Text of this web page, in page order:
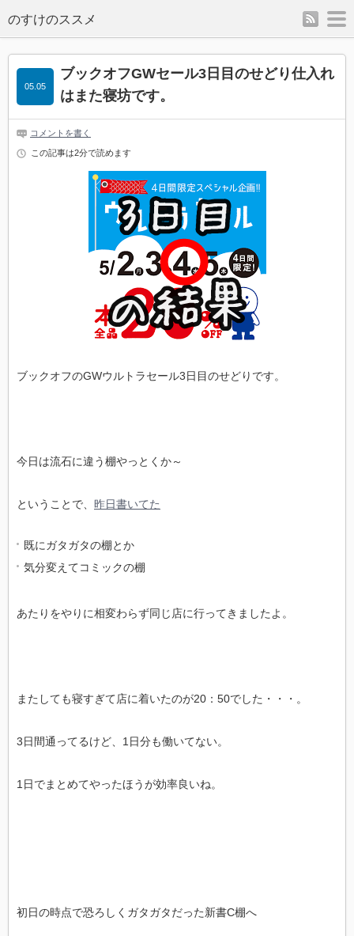
のすけのススメ rss
ブックオフGWセール3日目のせどり仕入れ
はまた寝坊です。
05.05
コメントを書く
この記事は2分で読めます
ブックオフのGWウルトラセール3日目のせどりです。
今日は流石に違う棚やっとくか～
ということで、 昨日書いてた
既にガタガタの棚とか
気分変えてコミックの棚
あたりをやりに相変わらず同じ店に行ってきましたよ。
またしても寝すぎて店に着いたのが20：50でした・・・。
3日間通ってるけど、1日分も働いてない。
1日でまとめてやったほうが効率良いね。
初日の時点で恐ろしくガタガタだった新書C棚へ